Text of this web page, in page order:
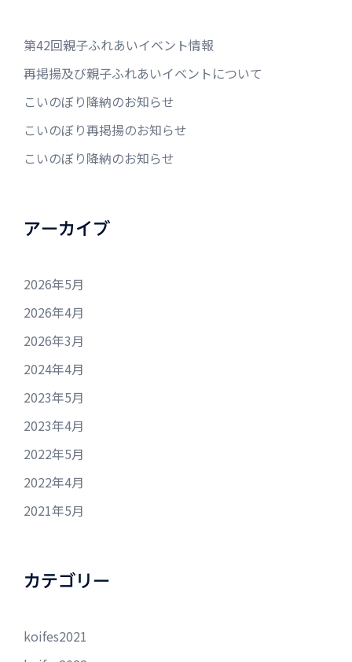
第42回親子ふれあいイベント情報
再掲揚及び親子ふれあいイベントについて
こいのぼり降納のお知らせ
こいのぼり再掲揚のお知らせ
こいのぼり降納のお知らせ
アーカイブ
2026年5月
2026年4月
2026年3月
2024年4月
2023年5月
2023年4月
2022年5月
2022年4月
2021年5月
カテゴリー
koifes2021